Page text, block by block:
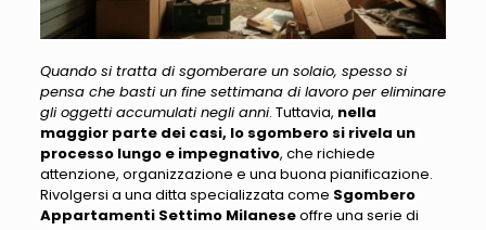
Quando si tratta di sgomberare un solaio, spesso si
pensa che basti un fine settimana di lavoro per eliminare
gli oggetti accumulati negli anni. Tuttavia, nella
maggior parte dei casi, lo sgombero si rivela un
processo lungo e impegnativo, che richiede
attenzione, organizzazione e una buona pianificazione.
Rivolgersi a una ditta specializzata come Sgombero
Appartamenti Settimo Milaneseoffre una serie di